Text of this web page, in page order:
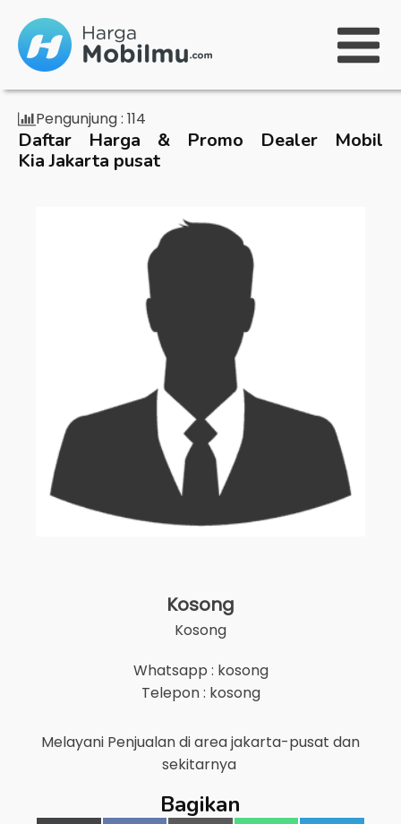
Pengunjung : 114
Daftar Harga & Promo Dealer Mobil
Kia Jakarta pusat
Kosong
Kosong
Whatsapp : kosong
Telepon : kosong
Melayani Penjualan di areajakarta-pusat dan
sekitarnya
Bagikan